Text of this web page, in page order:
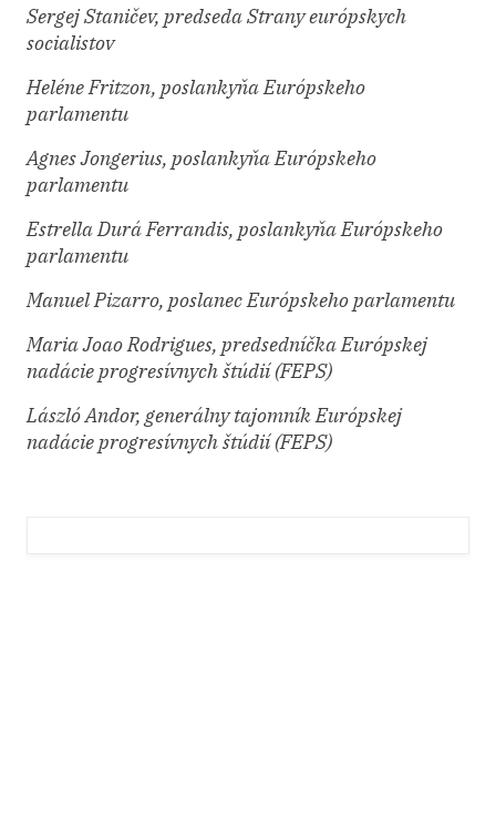
Sergej Staničev, predseda Strany európskych
socialistov
Heléne Fritzon, poslankyňa Európskeho
parlamentu
Agnes Jongerius, poslankyňa Európskeho
parlamentu
Estrella Durá Ferrandis, poslankyňa Európskeho
parlamentu
Manuel Pizarro, poslanec Európskeho parlamentu
Maria Joao Rodrigues, predsedníčka Európskej
nadácie progresívnych štúdií (FEPS)
László Andor, generálny tajomník Európskej
nadácie progresívnych štúdií (FEPS)